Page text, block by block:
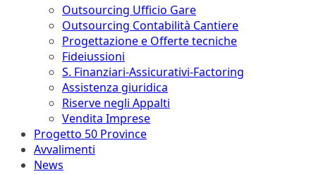
Outsourcing Ufficio Gare
Outsourcing Contabilità Cantiere
Progettazione e Offerte tecniche
Fideiussioni
S. Finanziari-Assicurativi-Factoring
Assistenza giuridica
Riserve negli Appalti
Vendita Imprese
Progetto 50 Province
Avvalimenti
News